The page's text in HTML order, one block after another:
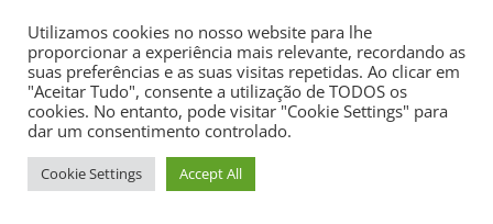
Utilizamos cookies no nosso website para lhe
proporcionar a experiência mais relevante, recordando as
suas preferências e as suas visitas repetidas. Ao clicar em
"Aceitar Tudo", consente a utilização de TODOS os
cookies. No entanto, pode visitar "Cookie Settings" para
dar um consentimento controlado.
Cookie Settings Accept All